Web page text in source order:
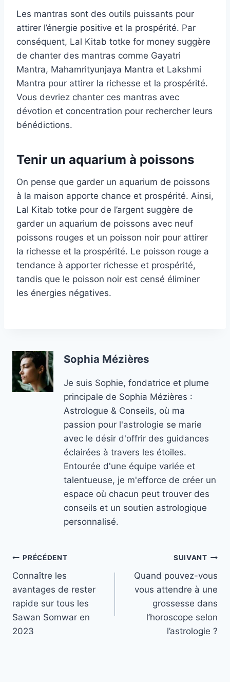
Les mantras sont des outils puissants pour
attirer l’énergie positive et la prospérité. Par
conséquent, Lal Kitab totke for money suggère
de chanter des mantras comme Gayatri
Mantra, Mahamrityunjaya Mantra et Lakshmi
Mantra pour attirer la richesse et la prospérité.
Vous devriez chanter ces mantras avec
dévotion et concentration pour rechercher leurs
bénédictions.
Tenir un aquarium à poissons
On pense que garder un aquarium de poissons
à la maison apporte chance et prospérité. Ainsi,
Lal Kitab totke pour de l’argent suggère de
garder un aquarium de poissons avec neuf
poissons rouges et un poisson noir pour attirer
la richesse et la prospérité. Le poisson rouge a
tendance à apporter richesse et prospérité,
tandis que le poisson noir est censé éliminer
les énergies négatives.
Sophia Mézières
Je suis Sophie, fondatrice et plume
principale de Sophia Mézières :
Astrologue & Conseils, où ma
passion pour l'astrologie se marie
avec le désir d'offrir des guidances
éclairées à travers les étoiles.
Entourée d'une équipe variée et
talentueuse, je m'efforce de créer un
espace où chacun peut trouver des
conseils et un soutien astrologique
personnalisé.
Navigation
de
l’article
PRÉCÉDENT
Connaître les
avantages de rester
rapide sur tous les
Sawan Somwar en
2023
SUIVANT
Quand pouvez-vous
vous attendre à une
grossesse dans
l’horoscope selon
l’astrologie ?